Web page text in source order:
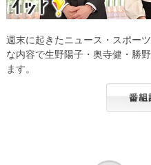
週末に起きたニュース・スポー
な内容で生野陽子・奥寺健・勝
ます。